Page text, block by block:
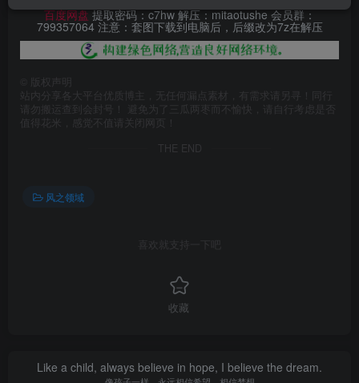
百度网盘提取密码：c7hw 解压：mitaotushe 会员群：
799357064 注意：套图下载到电脑后，后缀改为7z在解压
版权声明
站内分享各大平台优质博主，无任何漏点素材，有需求请另寻！同行
请勿搬运查到会封号！ 避免为了三瓜两枣而不愉快，请自行考虑是否
值得花米，感觉不值请关闭网页！
THE END
风之领域
喜欢就支持一下吧
收藏
Like a child, always believe in hope, I believe the dream.